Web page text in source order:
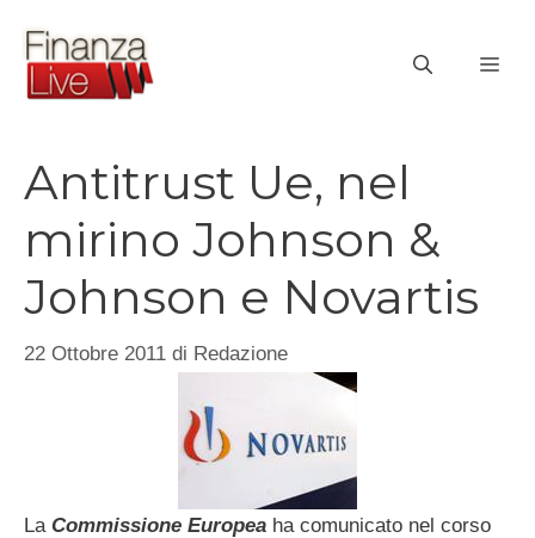
contenuto
Antitrust Ue, nel
mirino Johnson &
Johnson e Novartis
22 Ottobre 2011 di Redazione
La Commissione Europea ha comunicato nel corso